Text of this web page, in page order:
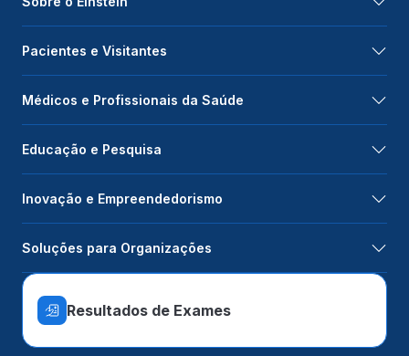
Pacientes e Visitantes
Médicos e Profissionais da Saúde
Educação e Pesquisa
Inovação e Empreendedorismo
Soluções para Organizações
Resultados de Exames